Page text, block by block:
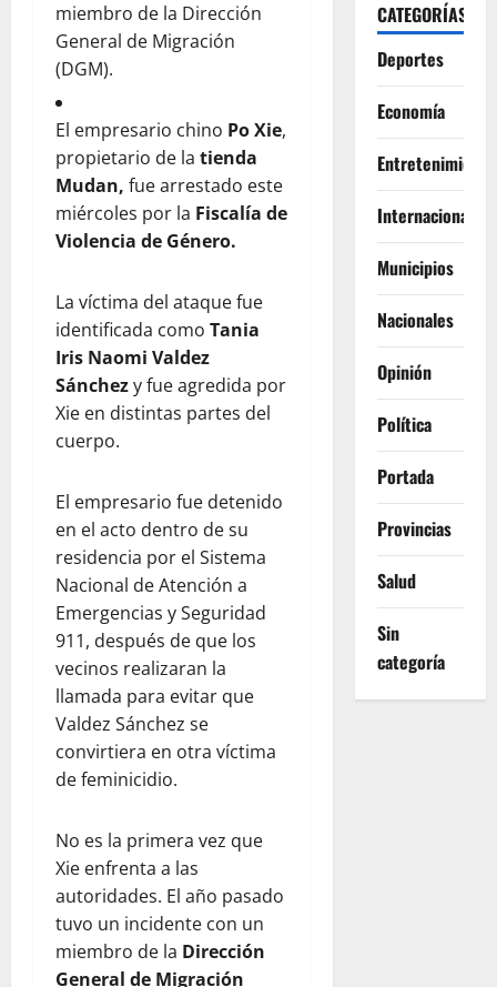
miembro de la Dirección
General de Migración
(DGM).
El empresario chino Po Xie,
propietario de la tienda
Mudan, fue arrestado este
miércoles por la Fiscalía de
Violencia de Género.
La víctima del ataque fue
identificada como Tania
Iris Naomi Valdez
Sánchezy fue agredida por
Xie en distintas partes del
cuerpo.
El empresario fue detenido
en el acto dentro de su
residencia por el Sistema
Nacional de Atención a
Emergencias y Seguridad
911, después de que los
vecinos realizaran la
llamada para evitar que
Valdez Sánchez se
convirtiera en otra víctima
de feminicidio.
No es la primera vez que
Xie enfrenta a las
autoridades. El año pasado
tuvo un incidente con un
miembro de la Dirección
General de Migración
CATEGORÍAS
Deportes
Economía
Entretenimiento
Internacionales
Municipios
Nacionales
Opinión
Política
Portada
Provincias
Salud
Sin
categoría